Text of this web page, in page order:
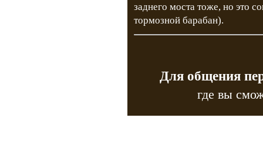
заднего моста тоже, но это
тормозной барабан).
Для общения
где вы